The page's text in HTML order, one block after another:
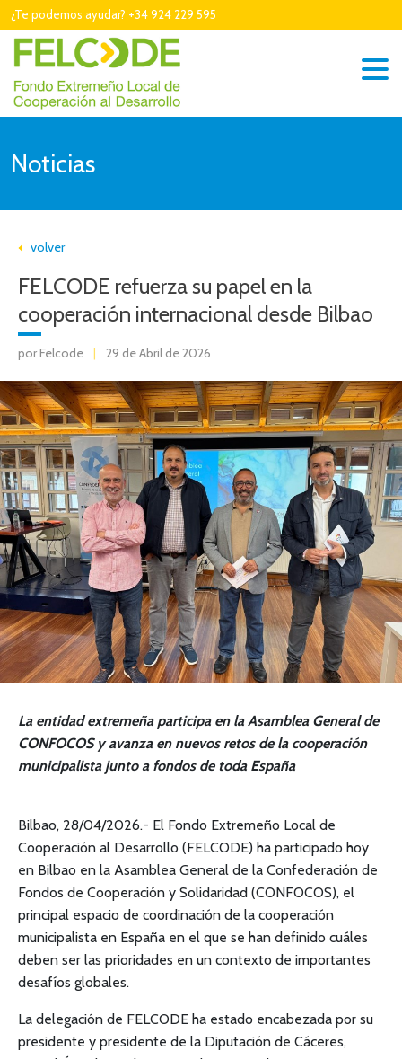
¿Te podemos ayudar? +34 924 229 595
Noticias
volver
FELCODE refuerza su papel en la
cooperación internacional desde Bilbao
por Felcode | 29 de Abril de 2026
La entidad extremeña participa en la Asamblea General de
CONFOCOS y avanza en nuevos retos de la cooperación
municipalista junto a fondos de toda España
Bilbao, 28/04/2026.- El Fondo Extremeño Local de
Cooperación al Desarrollo (FELCODE) ha participado hoy
en Bilbao en la Asamblea General de la Confederación de
Fondos de Cooperación y Solidaridad (CONFOCOS), el
principal espacio de coordinación de la cooperación
municipalista en España en el que se han definido cuáles
deben ser las prioridades en un contexto de importantes
desafíos globales.
La delegación de FELCODE ha estado encabezada por su
presidente y presidente de la Diputación de Cáceres,